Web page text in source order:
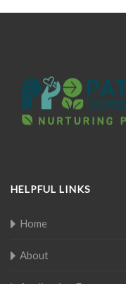
HELPFUL LINKS
Home
About